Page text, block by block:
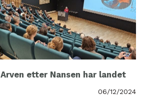
Arven etter Nansen har landet
06/12/2024